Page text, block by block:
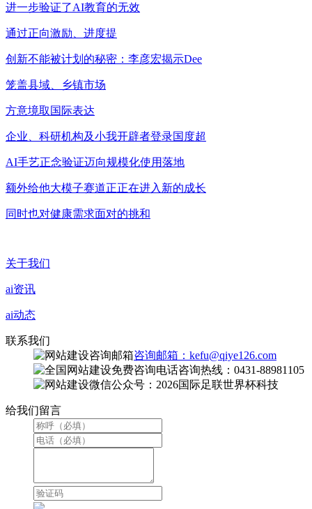
进一步验证了AI教育的无效
通过正向激励、进度提
创新不能被计划的秘密：李彦宏揭示Dee
笼盖县域、乡镇市场
方意境取国际表达
企业、科研机构及小我开辟者登录国度超
AI手艺正念验证迈向规模化使用落地
额外给他大模子赛道正正在进入新的成长
同时也对健康需求面对的挑和
关于我们
ai资讯
ai动态
联系我们
咨询邮箱：kefu@qiye126.com
咨询热线：0431-88981105
微信公众号：2026国际足联世界杯科技
给我们留言